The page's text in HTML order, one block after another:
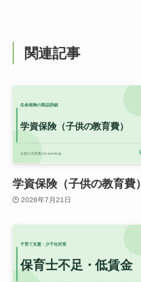
関連記事
学資保険（子供の教育費）
2026年7月21日